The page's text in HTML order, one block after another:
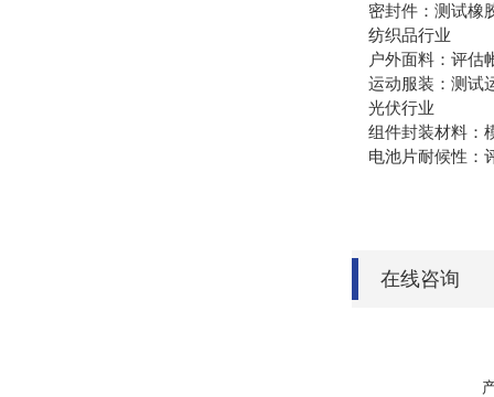
密封件：测试橡
纺织品行业
户外面料：评估
运动服装：测试
光伏行业
组件封装材料：
电池片耐候性：
在线咨询